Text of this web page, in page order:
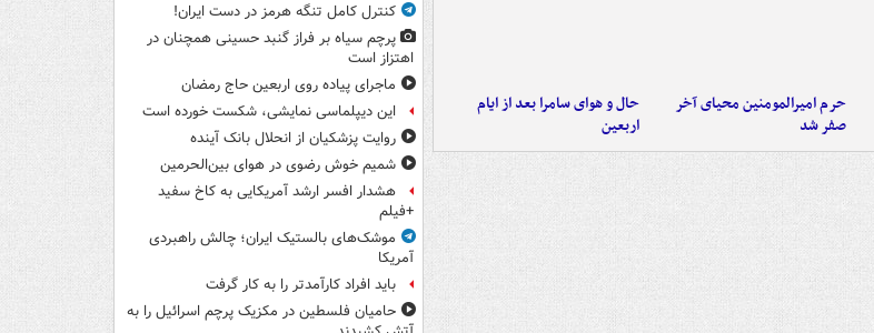
حرم امیرالمومنین محیای آخر
صفر شد
حال و هوای سامرا بعد از ایام
اربعین
کنترل کامل تنگه هرمز در دست ایران!
پرچم سیاه بر فراز گنبد حسینی همچنان در
اهتزاز است
ماجرای پیاده روی اربعین حاج رمضان
این دیپلماسی نمایشی، شکست خورده است
روایت پزشکیان از انحلال بانک آینده
شمیم خوش رضوی در هوای بین‌الحرمین
هشدار افسر ارشد آمریکایی به کاخ سفید
+فیلم
موشک‌های بالستیک ایران؛ چالش راهبردی
آمریکا
باید افراد کارآمدتر را به کار گرفت
حامیان فلسطین در مکزیک پرچم اسرائیل را به